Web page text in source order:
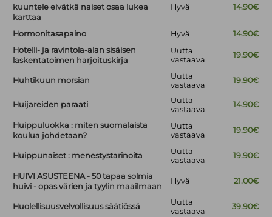
kuuntele eivätkä naiset osaa lukea
karttaa
Hyvä 14.90€
Hormonitasapaino Hyvä
14.90€
Hotelli- ja ravintola-alan sisäisen
laskentatoimen harjoituskirja
Uutta
vastaava
19.90€
Huhtikuun morsian
Uutta
vastaava
19.90€
Huijareiden paraati
Uutta
vastaava
14.90€
Huippuluokka : miten suomalaista
koulua johdetaan?
Uutta
vastaava
19.90€
Huippunaiset : menestystarinoita
Uutta
vastaava
19.90€
HUIVI ASUSTEENA - 50 tapaa solmia
huivi - opas värien ja tyylin maailmaan
Hyvä 21.00€
Huolellisuusvelvollisuus säätiössä
Uutta
vastaava
39.90€